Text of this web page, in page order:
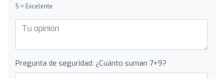
5 = Excelente
Pregunta de seguridad: ¿Cuánto suman 7+9?